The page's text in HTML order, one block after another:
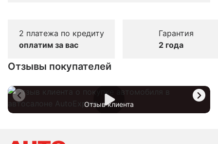
2 платежа по кредиту
оплатим за вас
Гарантия
2 года
Отзывы покупателей
Отзыв клиента